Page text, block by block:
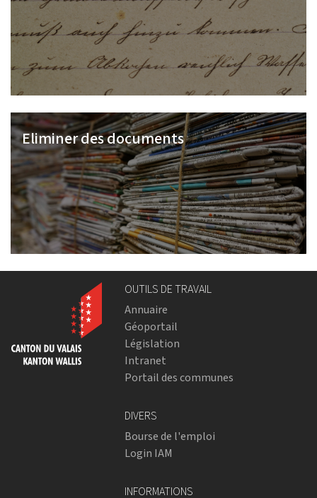
Eliminer des documents
OUTILS DE TRAVAIL
Annuaire
Géoportail
Législation
Intranet
Portail des communes
DIVERS
Bourse de l'emploi
Login IAM
INFORMATIONS